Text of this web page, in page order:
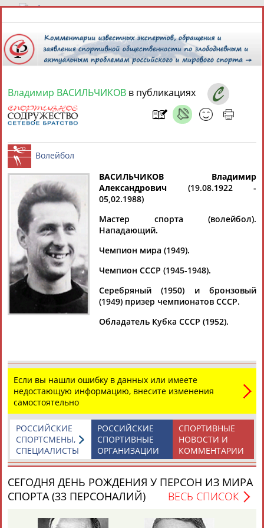
7 августа 2026 года,22:16
Найдено: 13181 Расширенный поиск
Аслаудин
АБАЕВ
Елена
АБАИМОВА
Мария
АБАКУМОВА
Дмитрий
АБАРЕНОВ
Тамилла
АБАСОВА
Рамазан
АБАЧАРАЕВ
Ростом
АБАШИДЗЕ
Владимир ВАСИЛЬЧИКОВ в публикациях
Волейбол
ВАСИЛЬЧИКОВ Владимир
Александрович (19.08.1922 -
05,02.1988)
Мастер спорта (волейбол).
Нападающий.
Чемпион мира (1949).
Чемпион СССР (1945-1948).
Серебряный (1950) и бронзовый
(1949) призер чемпионатов СССР.
Обладатель Кубка СССР (1952).
Если вы нашли ошибку в данных или имеете
недостающую информацию, внесите изменения
самостоятельно
СПОРТИВНЫЕ
НОВОСТИ И
КОММЕНТАРИИ
РОССИЙСКИЕ
СПОРТИВНЫЕ
ОРГАНИЗАЦИИ
РОССИЙСКИЕ
СПОРТСМЕНЫ,
СПЕЦИАЛИСТЫ
СЕГОДНЯ ДЕНЬ РОЖДЕНИЯ У ПЕРСОН ИЗ МИРА
СПОРТА (33 ПЕРСОНАЛИЙ)
ВЕСЬ СПИСОК